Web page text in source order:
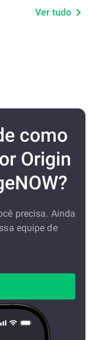
Ver tudo
como
Origin
precisa. Ainda
equipe de